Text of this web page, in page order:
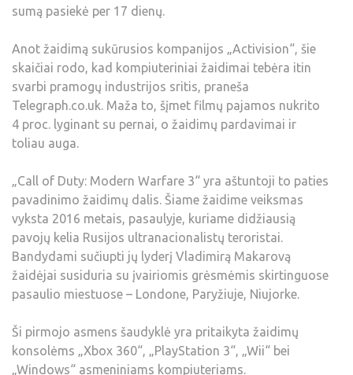
sumą pasiekė per 17 dienų.
Anot žaidimą sukūrusios kompanijos „Activision“, šie
skaičiai rodo, kad kompiuteriniai žaidimai tebėra itin
svarbi pramogų industrijos sritis, praneša
Telegraph.co.uk. Maža to, šįmet filmų pajamos nukrito
4 proc. lyginant su pernai, o žaidimų pardavimai ir
toliau auga.
„Call of Duty: Modern Warfare 3“ yra aštuntoji to paties
pavadinimo žaidimų dalis. Šiame žaidime veiksmas
vyksta 2016 metais, pasaulyje, kuriame didžiausią
pavojų kelia Rusijos ultranacionalistų teroristai.
Bandydami sučiupti jų lyderį Vladimirą Makarovą
žaidėjai susiduria su įvairiomis grėsmėmis skirtinguose
pasaulio miestuose – Londone, Paryžiuje, Niujorke.
Ši pirmojo asmens šaudyklė yra pritaikyta žaidimų
konsolėms „Xbox 360“, „PlayStation 3“, „Wii“ bei
„Windows“ asmeniniams kompiuteriams.